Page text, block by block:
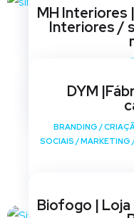
SOCIAIS /MARKETING
MH Interiores
Interiores /
DYM
BRANDING /
SOCIAIS /MARKETING
Biofogo | Loja